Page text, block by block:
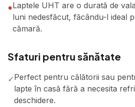
●Laptele UHT are o durată de
luni nedesfăcut, făcându-l ideal
cămară.
Sfaturi pentru sănătate
✓Perfect pentru călătorii sau
lapte în casă fără a necesita
deschidere.